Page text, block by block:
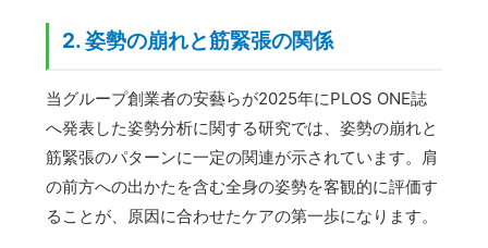
2. 姿勢の崩れと筋緊張の関係
当グループ創業者の安藝らが2025年にPLOS ONE誌
へ発表した姿勢分析に関する研究では、姿勢の崩れと
筋緊張のパターンに一定の関連が示されています。肩
の前方への出かたを含む全身の姿勢を客観的に評価す
ることが、原因に合わせたケアの第一歩になります。